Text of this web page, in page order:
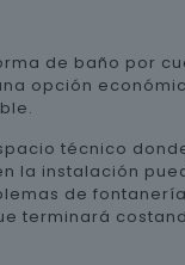
de baño por
opción
técnico
la instalación
de
terminará